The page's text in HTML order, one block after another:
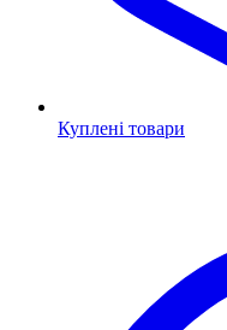
Куплені товари